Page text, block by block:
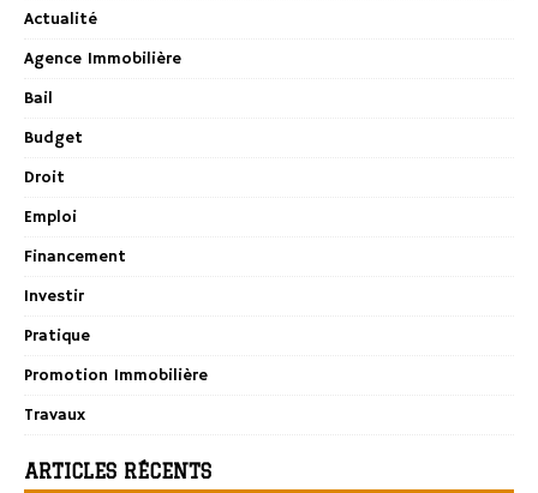
Actualité
Agence Immobilière
Bail
Budget
Droit
Emploi
Financement
Investir
Pratique
Promotion Immobilière
Travaux
ARTICLES RÉCENTS